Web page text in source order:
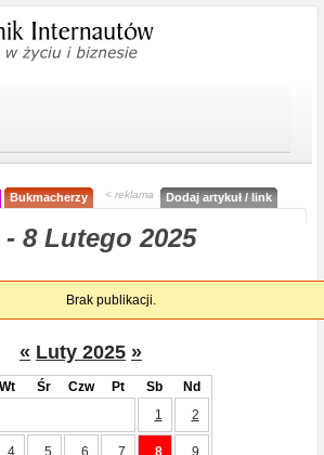
Bukmacherzy < reklama Dodaj artykuł / link
8 Lutego 2025
Brak publikacji.
« Luty 2025 »
Wt Śr Czw Pt Sb
Nd
1
2
4 5 6 7 8 9